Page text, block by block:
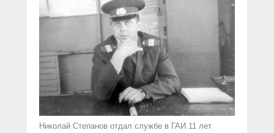
Николай Степанов отдал службе в ГАИ 11 лет